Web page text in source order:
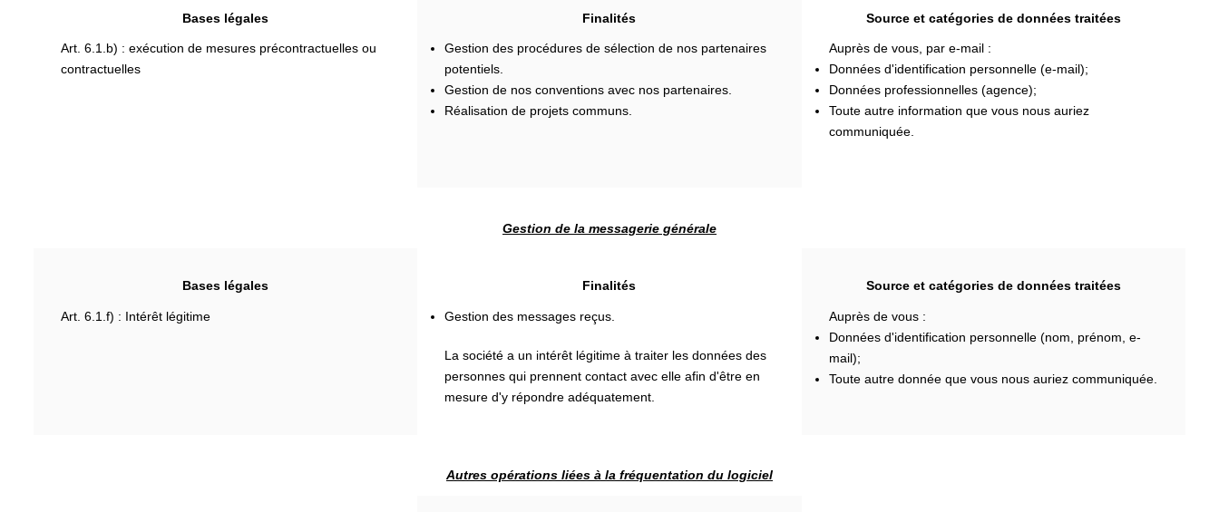
Bases légales
Art. 6.1.b) : exécution de mesures précontractuelles ou
contractuelles
Finalités
Gestion des procédures de sélection de nos partenaires
potentiels.
Gestion de nos conventions avec nos partenaires.
Réalisation de projets communs.
Source et catégories de données traitées
Auprès de vous, par e-mail :
Données d'identification personnelle (e-mail);
Données professionnelles (agence);
Toute autre information que vous nous auriez
communiquée.
Gestion de la messagerie générale
Bases légales
Art. 6.1.f) : Intérêt légitime
Finalités
Gestion des messages reçus.
La société a un intérêt légitime à traiter les données des
personnes qui prennent contact avec elle afin d'être en
mesure d'y répondre adéquatement.
Source et catégories de données traitées
Auprès de vous :
Données d'identification personnelle (nom, prénom, e-
mail);
Toute autre donnée que vous nous auriez communiquée.
Autres opérations liées à la fréquentation du logiciel